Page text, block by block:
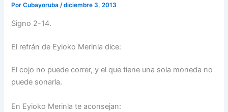
PorCubayoruba/diciembre 3, 2013
Signo 2-14.
El refrán de Eyioko Merinla dice:
El cojo no puede correr, y el que tiene una sola moneda no
puede sonarla.
En Eyioko Merinla te aconsejan: